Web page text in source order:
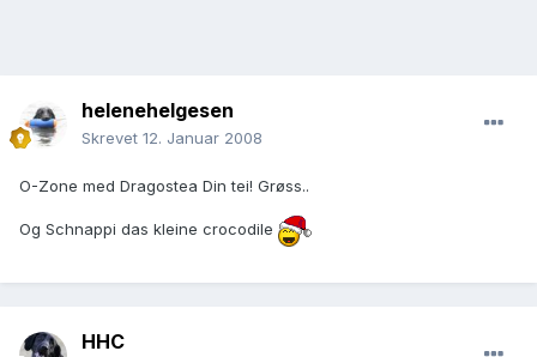
helenehelgesen
Skrevet 12. Januar 2008
O-Zone med Dragostea Din tei! Grøss..
Og Schnappi das kleine crocodile
HHC